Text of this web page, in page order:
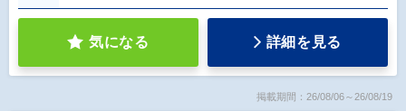
気になる 詳細を見る
掲載期間：26/08/06～26/08/19